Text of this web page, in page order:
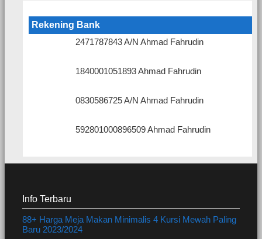
Rekening Bank
2471787843 A/N Ahmad Fahrudin
1840001051893 Ahmad Fahrudin
0830586725 A/N Ahmad Fahrudin
592801000896509 Ahmad Fahrudin
Info Terbaru
88+ Harga Meja Makan Minimalis 4 Kursi Mewah Paling
Baru 2023/2024